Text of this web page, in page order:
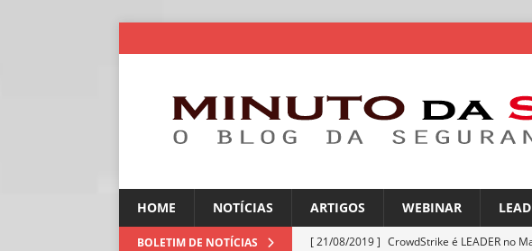
HOME NOTÍCIAS ARTIGOS WEBINAR
BOLETIM DE NOTÍCIAS [ 21/08/2019 ] CrowdStrike é LEADER no